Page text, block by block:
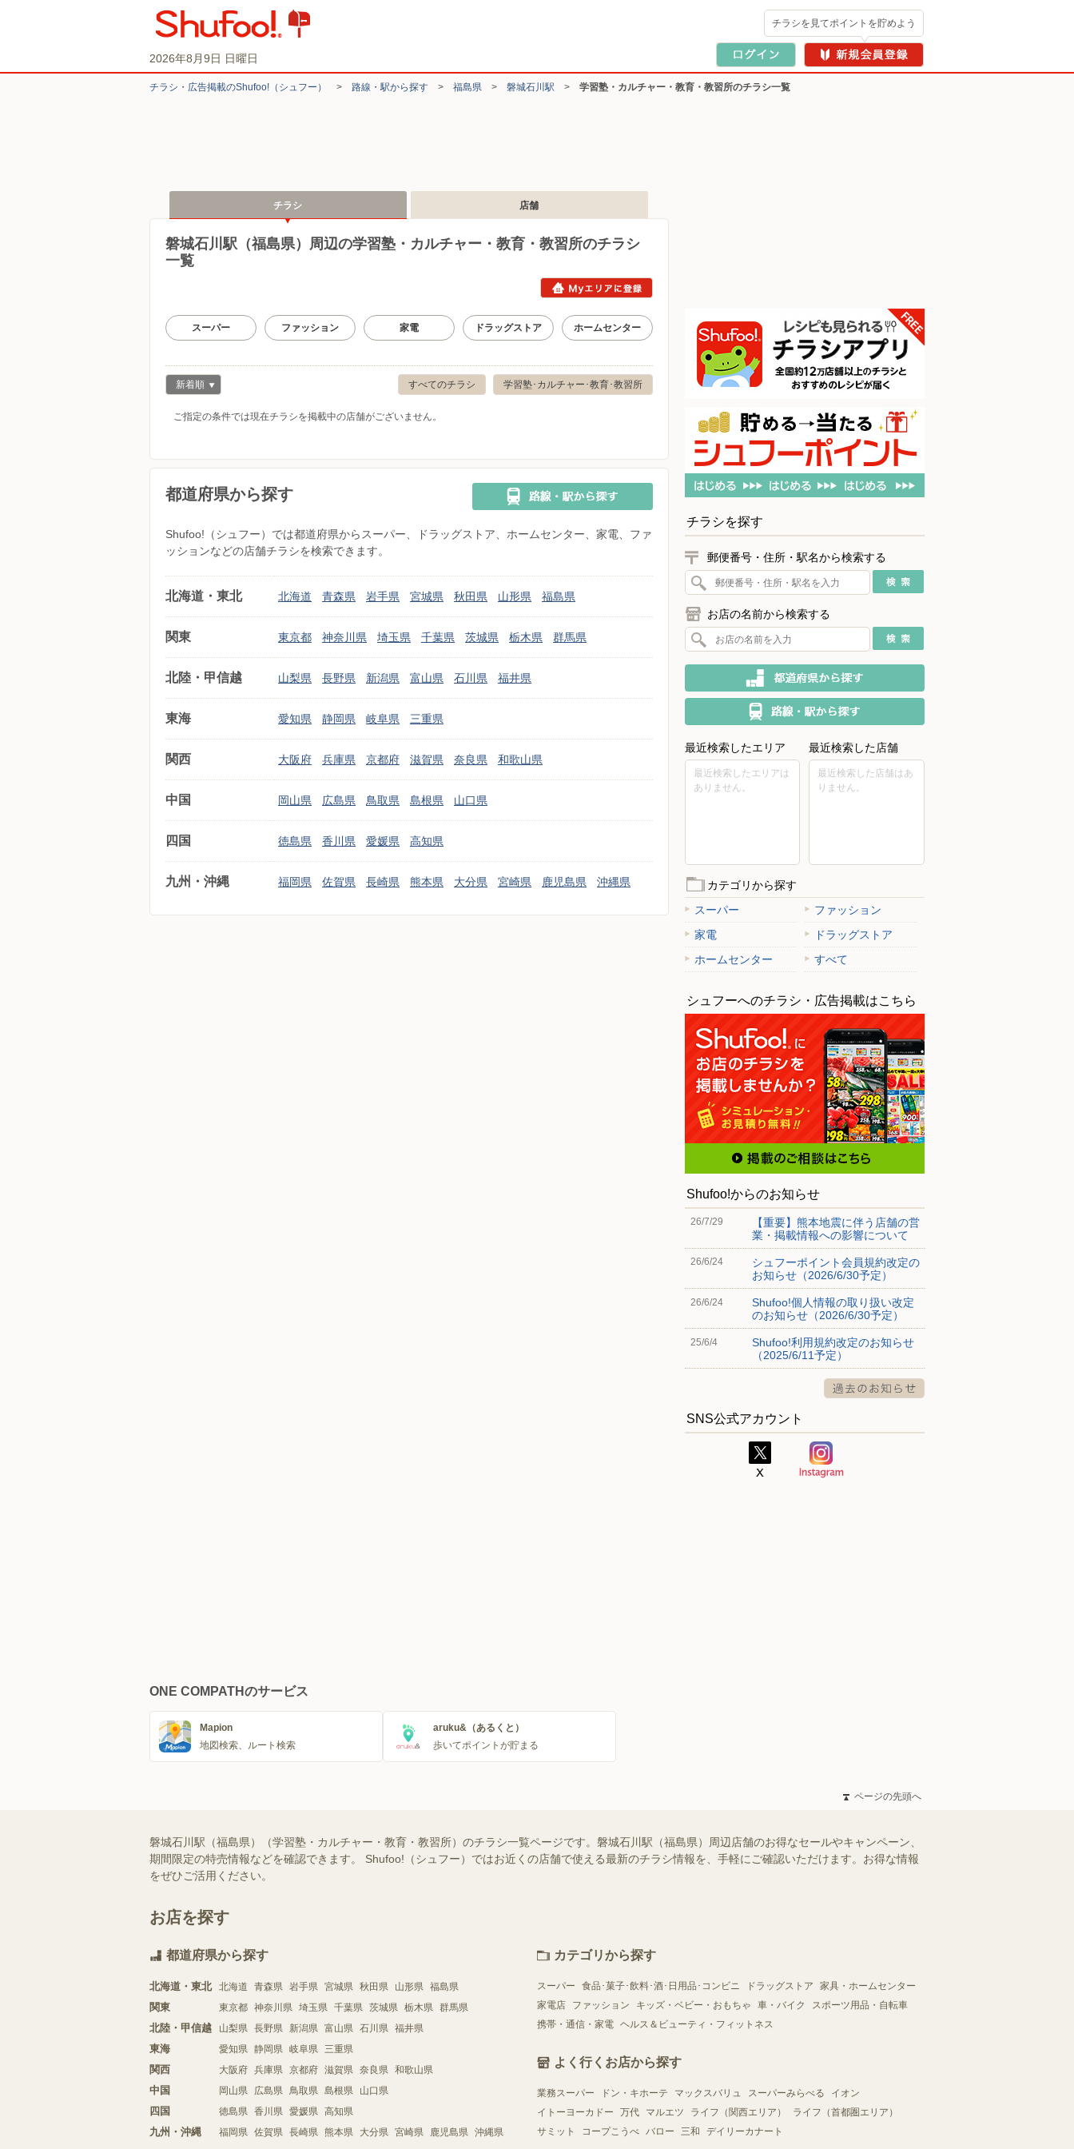
2026年8月9日 日曜日
チラシを見てポイントを貯めよう
チラシ・​広告掲載の​Shufoo!​（シュフー） > 路線・駅から探す > 福島県 > 磐城石川駅 > 学習塾・カルチャー・教育・教習所のチラシ一覧
チラシ 店舗
磐城石川駅（福島県）周辺の学習塾・カルチャー・教育・教習所のチラシ
一覧
スーパー ファッション 家電 ドラッグストア ホームセンター
学習塾･カルチャー･教育･教習所
すべてのチラシ
新着順
ご指定の条件では現在チラシを掲載中の店舗がございません。
都道府県から探す
Shufoo!（シュフー）では都道府県からスーパー、ドラッグストア、ホームセンター、家電、ファ
ッションなどの店舗チラシを検索できます。
北海道・東北 北海道 青森県 岩手県 宮城県 秋田県 山形県 福島県
関東 東京都 神奈川県 埼玉県 千葉県 茨城県 栃木県 群馬県
北陸・甲信越 山梨県 長野県 新潟県 富山県 石川県 福井県
東海 愛知県 静岡県 岐阜県 三重県
関西 大阪府 兵庫県 京都府 滋賀県 奈良県 和歌山県
中国 岡山県 広島県 鳥取県 島根県 山口県
四国 徳島県 香川県 愛媛県 高知県
九州・沖縄 福岡県 佐賀県 長崎県 熊本県 大分県 宮崎県 鹿児島県 沖縄県
チラシを探す
郵便番号・住所・駅名から検索する
お店の名前から検索する
最近検索したエリア
最近検索したエリアは
ありません。
最近検索した店舗
最近検索した店舗はあ
りません。
カテゴリから探す
スーパー
ファッション
家電
ドラッグストア
ホームセンター
すべて
シュフーへのチラシ・広告掲載はこちら
Shufoo!からのお知らせ
26/7/29
【重要】熊本地震に伴う店舗の営
業・掲載情報への影響について
26/6/24
シュフーポイント会員規約改定の
お知らせ（2026/6/30予定）
26/6/24
Shufoo!個人情報の取り扱い改定
のお知らせ（2026/6/30予定）
25/6/4
Shufoo!利用規約改定のお知らせ
（2025/6/11予定）
SNS公式アカウント
ONE COMPATHのサービス
Mapion
地図検索、ルート検索
aruku&（あるくと）
歩いてポイントが貯まる
ページの先頭へ
磐城石川駅（福島県）（学習塾・カルチャー・教育・教習所）のチラシ一覧ページです。磐城石川駅（福島県）周辺店舗のお得なセールやキャンペーン、
期間限定の特売情報などを確認できます。 Shufoo!（シュフー）ではお近くの店舗で使える最新のチラシ情報を、手軽にご確認いただけます。お得な情報
をぜひご活用ください。
お店を探す
都道府県から探す
北海道・東北 北海道 青森県 岩手県 宮城県 秋田県 山形県 福島県
関東 東京都 神奈川県 埼玉県 千葉県 茨城県 栃木県 群馬県
北陸・甲信越 山梨県 長野県 新潟県 富山県 石川県 福井県
東海 愛知県 静岡県 岐阜県 三重県
関西 大阪府 兵庫県 京都府 滋賀県 奈良県 和歌山県
中国 岡山県 広島県 鳥取県 島根県 山口県
四国 徳島県 香川県 愛媛県 高知県
九州・沖縄 福岡県 佐賀県 長崎県 熊本県 大分県 宮崎県 鹿児島県 沖縄県
カテゴリから探す
スーパー 食品･菓子･飲料･酒･日用品･コンビニ ドラッグストア
家具・ホームセンター
家電店
ファッション キッズ・ベビー・おもちゃ 車・バイク
スポーツ用品・自転車
携帯・通信・家電 ヘルス＆ビューティ・フィットネス
よく行くお店から探す
業務スーパー ドン・キホーテ マックスバリュ スーパーみらべる
イオン
イトーヨーカドー
万代 マルエツ ライフ（関西エリア）
ライフ（首都圏エリア）
サミット
コープこうべ バロー 三和 デイリーカナート